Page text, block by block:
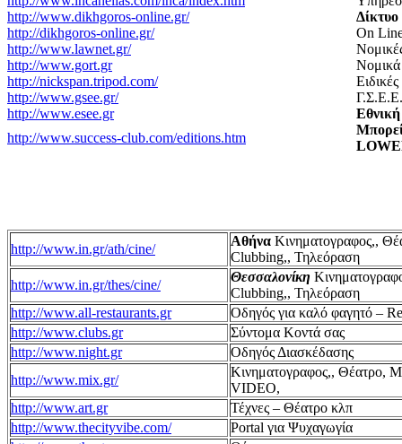
http://www.dikhgoros-online.gr/
http://dikhgoros-online.gr/
On
http://www.lawnet.gr/
http://www.gort.gr
http://nickspan.tripod.com/
http://www.gsee.gr/
http://www.esee.gr
http://www.success-club.com/editions.htm
http://www.in.gr/ath/cine/
Αθήνα Κινηματογραφος,,
Clubbing,, Τηλεόραση
http://www.in.gr/thes/cine/
Θεσσαλονίκη
Clubbing,, Τηλεόραση
http://www.all-restaurants.gr
Οδηγός για καλό φαγητό –
http://www.clubs.gr
Σύντομα Κοντά σας
http://www.night.gr
Οδηγός Διασκέδασης
http://www.mix.gr/
Κινηματογραφος,, Θέατρο,
VIDEO,
http://www.art.gr
Τέχνες – Θέατρο κλπ
http://www.thecityvibe.com/
Portal για Ψυχαγωγία